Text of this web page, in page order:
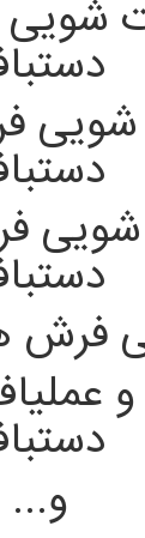
شویی
شویی
فرش
و...